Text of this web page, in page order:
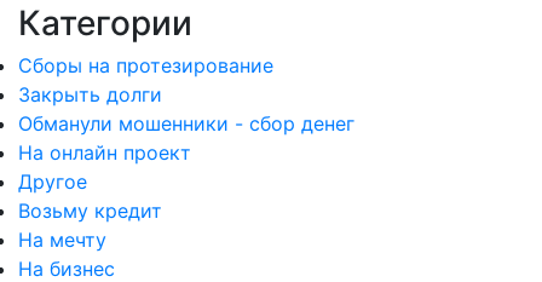
Категории
Сборы на протезирование
Закрыть долги
Обманули мошенники - сбор денег
На онлайн проект
Другое
Возьму кредит
На мечту
На бизнес